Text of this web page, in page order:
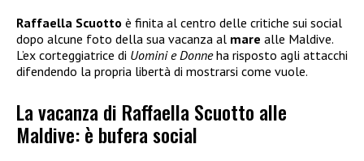
Raffaella Scuotto è finita al centro delle critiche sui social
dopo alcune foto della sua vacanza al mare alle Maldive.
L’ex corteggiatrice di Uomini e Donneha risposto agli attacchi
difendendo la propria libertà di mostrarsi come vuole.
La vacanza di Raffaella Scuotto alle
Maldive: è bufera social